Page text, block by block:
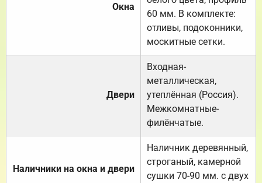
Окна
60 мм. В комплекте:
отливы, подоконники,
москитные сетки.
Двери
Входная-
металлическая,
утеплённая (Россия).
Межкомнатные-
филёнчатые.
Наличники на окна и двери
Наличник деревянный,
строганый, камерной
сушки 70-90 мм. с двух